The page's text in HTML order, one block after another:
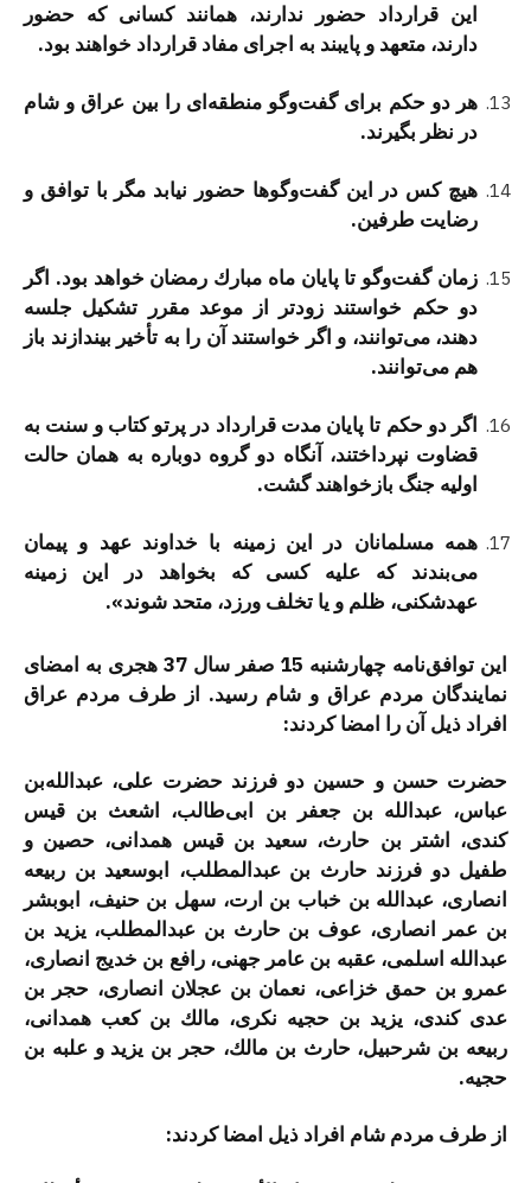
این قرارداد حضور ندارند، همانند كسانی كه حضور
دارند، متعهد و پایبند به اجرای مفاد قرارداد خواهند بود.
هر دو حكم برای گفت‌و‌گو منطقه‌ای را بین عراق و شام
در نظر بگیرند.
هیچ كس در این گفت‌وگوها حضور نیابد مگر با توافق و
رضایت طرفین.
زمان گفت‌وگو تا پایان ماه مبارك رمضان خواهد بود. اگر
دو حكم خواستند زودتر از موعد مقرر تشكیل جلسه
دهند، می‌توانند، و اگر خواستند آن را به تأخیر بیندازند باز
هم می‌توانند.
اگر دو حكم تا پایان مدت قرارداد در پرتو كتاب و سنت به
قضاوت نپرداختند، آنگاه دو گروه دوباره به همان حالت
اولیه جنگ بازخواهند گشت.
همه مسلمانان در این زمینه با خداوند عهد و پیمان
می‌بندند كه علیه كسی كه بخواهد در این زمینه
عهدشكنی، ظلم و یا تخلف ورزد، متحد ‌شوند».
این توافق‌نامه چهارشنبه 15 صفر سال 37 هجری به امضای
نمایندگان مردم عراق و شام رسید. از طرف مردم عراق
افراد ذیل آن را امضا كردند:
حضرت حسن و حسین دو فرزند حضرت علی، عبدالله‌بن
عباس، عبدالله ‌بن جعفر بن ابی‌طالب، اشعث بن قیس
كندی، اشتر بن حارث، سعید بن قیس همدانی، حصین و
طفیل دو فرزند حارث بن عبدالمطلب، ابوسعید بن ربیعه
انصاری، عبدالله بن خباب بن ارت، سهل بن حنیف، ابوبشر
بن عمر انصاری، عوف بن حارث بن عبدالمطلب، یزید بن
عبدالله اسلمی، عقبه بن عامر جهنی، رافع بن خدیج انصاری،
عمرو بن حمق خزاعی، نعمان بن عجلان انصاری، حجر بن
عدی كندی، یزید بن حجیه نكری، مالك بن كعب همدانی،
ربیعه بن شرحبیل، حارث بن مالك، حجر بن یزید و علبه بن
حجیه.
از طرف مردم شام افراد ذیل امضا كردند: